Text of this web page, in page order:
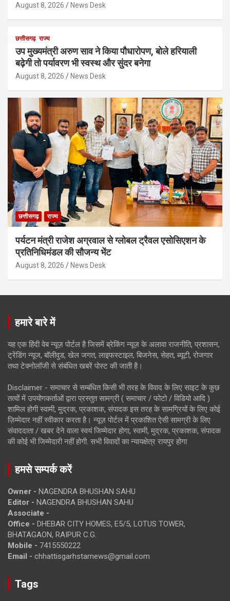
August 8, 2026 News Desk
छत्तीसगढ़ राज्य
उप मुख्यमंत्री अरुण साव ने किया पौधारोपण, बोले हरियाली
बढ़ेगी तो पर्यावरण भी स्वस्थ और सुंदर बनेगा
August 8, 2026 News Desk
छत्तीसगढ़ राज्य
पर्यटन मंत्री राजेश अग्रवाल से ग्लोबल ट्रैवल एसोसिएशन के
प्रतिनिधिमंडल की सौजन्य भेंट
August 8, 2026 News Desk
हमारे बारे में
यह एक हिंदी वेब न्यूज़ पोर्टल है जिसमें ब्रेकिंग न्यूज़ के अलावा राजनीति, प्रशासन,
ट्रेंडिंग न्यूज, बॉलीवुड, खेल जगत, लाइफस्टाइल, बिजनेस, सेहत, ब्यूटी, रोजगार
तथा टेक्नोलॉजी से संबंधित खबरें पोस्ट की जाती है।
Disclaimer - समाचार से सम्बंधित किसी भी तरह के विवाद के लिए साइट के कुछ
तत्वों में उपयोगकर्ताओं द्वारा प्रस्तुत सामग्री ( समाचार / फोटो / विडियो आदि )
शामिल होगी स्वामी, मुद्रक, प्रकाशक, संपादक इस तरह के सामग्रियों के लिए कोई
ज़िम्मेदार नहीं स्वीकार करता है। न्यूज़ पोर्टल में प्रकाशित ऐसी सामग्री के लिए
संवाददाता / खबर देने वाला स्वयं जिम्मेदार होगा, स्वामी, मुद्रक, प्रकाशक, संपादक
की कोई भी जिम्मेदारी नहीं होगी. सभी विवादों का न्यायक्षेत्र रायपुर होगा
हमसे सम्पर्क करें
Owner - NAGENDRA BHUSHAN SAHU
Editor - NAGENDRA BHUSHAN SAHU
Associate -
Office - DHEBAR CITY HOMES, E5/5, LOTUS TOWER,
BHATAGAON, RAIPUR C.G.
Mobile - 7415550222
Email - chhattisgarhstarnews@gmail.com
Tags